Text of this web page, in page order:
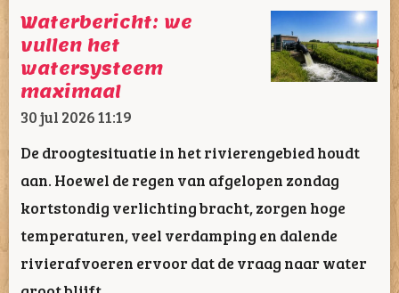
Waterbericht: we
vullen het
watersysteem
maximaal
30 jul 202611:19
De droogtesituatie in het rivierengebied houdt
aan. Hoewel de regen van afgelopen zondag
kortstondig verlichting bracht, zorgen hoge
temperaturen, veel verdamping en dalende
rivierafvoeren ervoor dat de vraag naar water